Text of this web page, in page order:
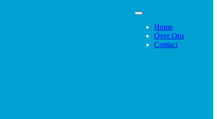
Home
Over Ons
Contact